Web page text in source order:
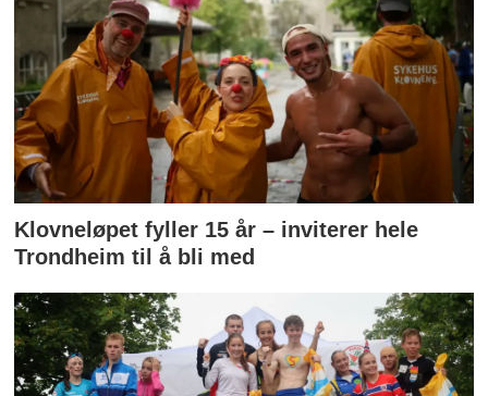
Klovneløpet fyller 15 år – inviterer hele
Trondheim til å bli med